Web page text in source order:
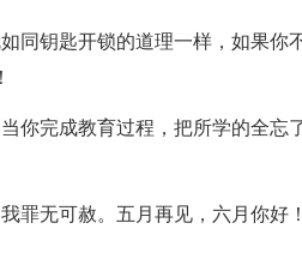
同钥匙开锁的道理一样，如果你
你完成教育过程，把所学的全忘
罪无可赦。五月再见，六月你好！